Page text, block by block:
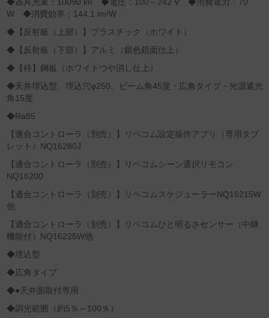
◆器具光束：10090 lm ◆電圧：100～242 V ◆消費電力：70
W ◆消費効率：144.1 lm/W
◆【反射板（上部）】プラスチック（ホワイト）
◆【反射板（下部）】アルミ（銀色鏡面仕上）
◆【枠】鋼板（ホワイトつや消し仕上）
◆天井埋込型、埋込穴φ250、ビーム角45度・広角タイプ・光源遮光
角15度
◆Ra85
【適合コントローラ（別売）】リベコム設定操作アプリ（専用タブ
レット）NQ16280J
【適合コントローラ（別売）】リベコムシーン選択リモコン
NQ16200
【適合コントローラ（別売）】リベコムスケジューラーNQ16215W
他
【適合コントローラ（別売）】リベコムひと明るさセンサー（中継
機能付）NQ16225W他
◆埋込型
◆広角タイプ
◆●天井面取付専用
◆調光範囲（約5％～100％）